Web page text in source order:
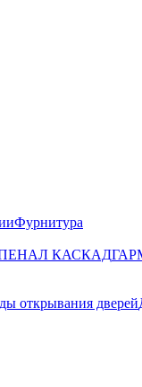
Фурнитура
КАСКАД
открывания дверей